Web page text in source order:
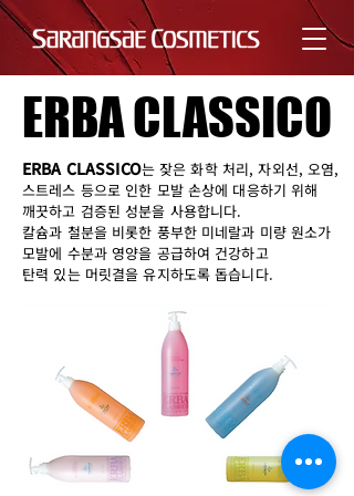
ERBA CLASSICO
ERBA CLASSICO
ERBA CLASSICO는 잦은 화학 처리, 자외선, 오염,
스트레스 등으로 인한 모발 손상에 대응하기 위해
깨끗하고 검증된 성분을 사용합니다.
칼슘과 철분을 비롯한 풍부한 미네랄과 미량 원소가
모발에 수분과 영양을 공급하여 건강하고
탄력 있는 머릿결을 유지하도록 돕습니다.